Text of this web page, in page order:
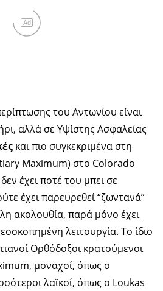
Ad
του Αντωνίου είναι
αλλά σε Υψίστης Ασφαλείας
και πιο συγκεκριμένα στη
Maximum) στο Colorado
έχει ποτέ του μπει σε
έχει παρευρεθεί “ζωντανά”
ακολουθία, παρά μόνο έχει
λειτουργία. Το ίδιο
Ορθόδοξοι κρατούμενοι
μοναχοί, όπως ο
λαϊκοί, όπως ο Loukas